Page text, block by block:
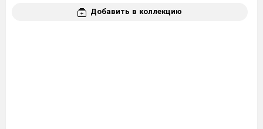
Добавить в коллекцию